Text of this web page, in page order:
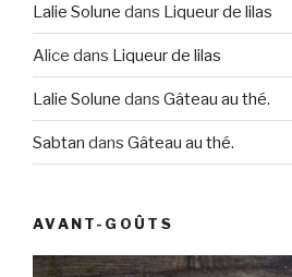
Lalie Solune dans Liqueur de lilas
Alice dans Liqueur de lilas
Lalie Solune dans Gâteau au thé.
Sabtan dans Gâteau au thé.
AVANT-GOÛTS